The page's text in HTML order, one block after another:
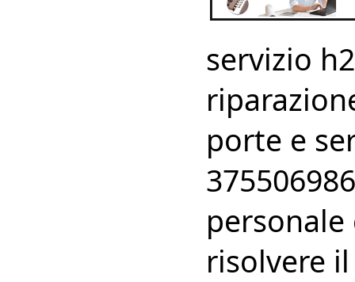
servizio
porte e
risolvere